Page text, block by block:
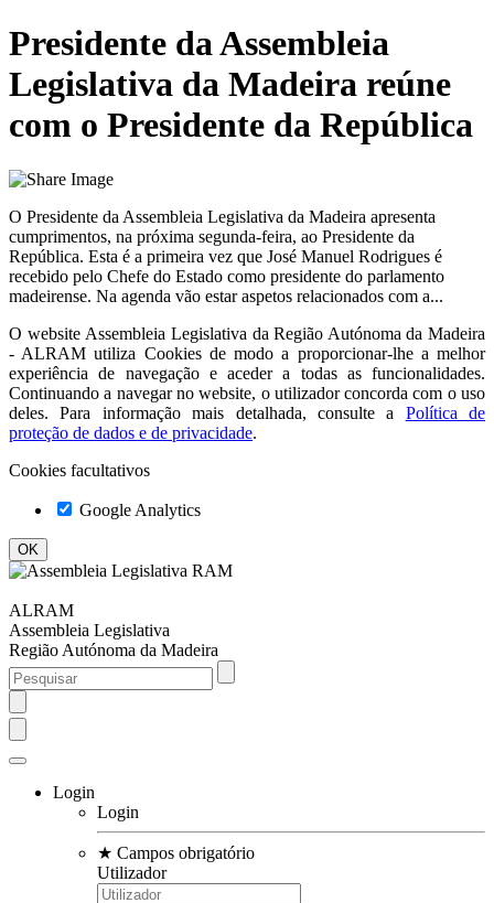
Presidente da Assembleia
Legislativa da Madeira reúne
com o Presidente da República
O Presidente da Assembleia Legislativa da Madeira apresenta
cumprimentos, na próxima segunda-feira, ao Presidente da
República. Esta é a primeira vez que José Manuel Rodrigues é
recebido pelo Chefe do Estado como presidente do parlamento
madeirense. Na agenda vão estar aspetos relacionados com a...
O website Assembleia Legislativa da Região Autónoma da Madeira
- ALRAM utiliza Cookies de modo a proporcionar-lhe a melhor
experiência de navegação e aceder a todas as funcionalidades.
Continuando a navegar no website, o utilizador concorda com o uso
deles. Para informação mais detalhada, consulte a
Política de
proteção de dados e de privacidade.
Cookies facultativos
Google Analytics
ALRAM
Assembleia Legislativa
Região Autónoma da Madeira
Login
Login
★ Campos obrigatório
Utilizador